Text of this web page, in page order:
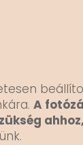
A
ahhoz,